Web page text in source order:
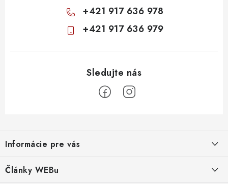
+421 917 636 978
+421 917 636 979
p
ä
Informácie pre vás
Obchodné podmienky
Články WEBu